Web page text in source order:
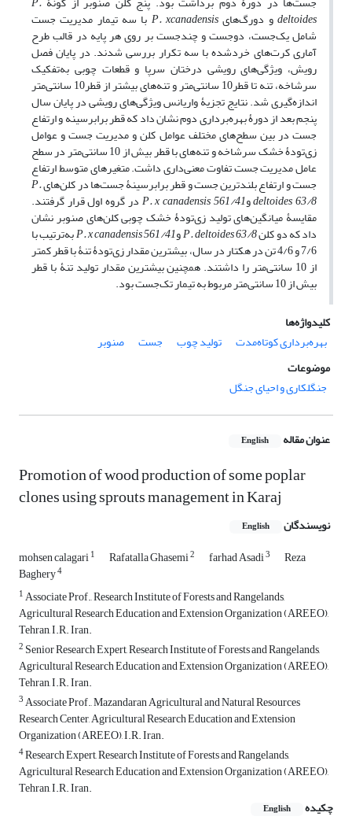
deltoidesو دورگ‌هایP. xcanadensis با سه تیمار مدیریت جست
شامل یک‌جست، دوجست و چند‌جست بر روی هر پایه در قالب طرح
آماری کرت‌های خردشده با سه تکرار بررسی شدند. در پایان فصل
رویش، ویژگی‌های رویشی درختان سرپا و قطعات چوبی به‌تفکیک
سرشاخه، تنه تا قطر10 سانتی‌متر و تنه‌های بیشتر از قطر10 سانتی‌متر
اندازه‌گیری شد. نتایج تجزیۀ واریانس ویژگی‌های رویشی در پایان سال
پنجم بعد از دورۀ بهره‌برداری دوم نشان داد که قطر برابرسینه و ارتفاع
جست در بین سطح‌های مختلف عوامل کلن و مدیریت جست و عوامل
زی‌تودۀ خشک سرشاخه و تنه‌های با قطر بیش از 10 سانتی‌متر در سطح
عامل مدیریت جست تفاوت معنی‌داری داشت. متغیرهای متوسط ارتفاع
جست و ارتفاع بلندترین جست و قطر برابرسینۀ جست‌ها در کلن‌هایP.
deltoides 63/8وP. x canadensis 561/41در گروه اول قرار گرفتند.
مقایسۀ میانگین‌های تولید زی‌تودۀ خشک چوبی کلن‌های صنوبر نشان
داد که دو کلنP. deltoides 63/8وP. x canadensis 561/41به‌ترتیب با
7/6 و 4/6 تن در هکتار در سال، بیشترین مقدار زی‌تودۀ تنۀ با قطر کمتر
از 10 سانتی‌متر را داشتند. همچنین بیشترین مقدار تولید تنۀ با قطر
بیش از 10 سانتی‌متر مربوط به تیمار تک‌جست بود.
کلیدواژه‌ها
بهره‌برداری کوتاه‌مدت
تولید چوب جست
صنوبر
موضوعات
جنگلکاری و احیای جنگل
عنوان مقاله English
Promotion of wood production of some poplar
clones using sprouts management in Karaj
نویسندگان English
mohsen calagari1 Rafatalla Ghasemi2 farhad Asadi3 Reza
Baghery4
1Associate Prof., Research Institute of Forests and Rangelands,
Agricultural Research Education and Extension Organization (AREEO),
Tehran, I.R. Iran.
2 Senior Research Expert, Research Institute of Forests and Rangelands,
Agricultural Research Education and Extension Organization (AREEO),
Tehran, I.R. Iran.
3Associate Prof., Mazandaran Agricultural and Natural Resources
Research Center, Agricultural Research Education and Extension
Organization (AREEO), I.R. Iran.
4Research Expert, Research Institute of Forests and Rangelands,
Agricultural Research Education and Extension Organization (AREEO),
Tehran, I.R. Iran.
چکیده
English